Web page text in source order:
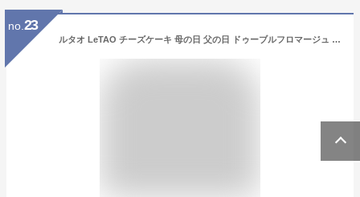
no. 23
ルタオ LeTAO チーズケーキ 母の日 父の日 ドゥーブルフロマージュ 1個 (直径12cm) 4号 ギフト 誕生日 記念日 お取り寄せ スイーツ 人気 冷凍ケーキ 洋菓子 北海道 プレゼント お菓子